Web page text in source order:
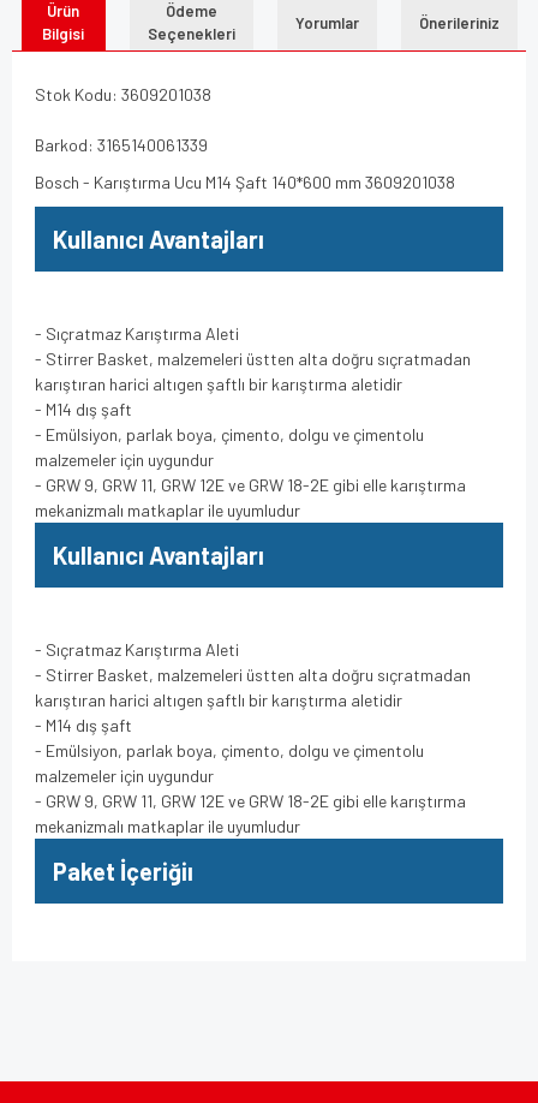
Ürün
Bilgisi
Ödeme
Seçenekleri
Yorumlar Önerileriniz
Stok Kodu: 3609201038
Barkod: 3165140061339
Bosch - Karıştırma Ucu M14 Şaft 140*600 mm 3609201038
Kullanıcı Avantajları
- Sıçratmaz Karıştırma Aleti
- Stirrer Basket, malzemeleri üstten alta doğru sıçratmadan
karıştıran harici altıgen şaftlı bir karıştırma aletidir
- M14 dış şaft
- Emülsiyon, parlak boya, çimento, dolgu ve çimentolu
malzemeler için uygundur
- GRW 9, GRW 11, GRW 12E ve GRW 18-2E gibi elle karıştırma
mekanizmalı matkaplar ile uyumludur
Kullanıcı Avantajları
- Sıçratmaz Karıştırma Aleti
- Stirrer Basket, malzemeleri üstten alta doğru sıçratmadan
karıştıran harici altıgen şaftlı bir karıştırma aletidir
- M14 dış şaft
- Emülsiyon, parlak boya, çimento, dolgu ve çimentolu
malzemeler için uygundur
- GRW 9, GRW 11, GRW 12E ve GRW 18-2E gibi elle karıştırma
mekanizmalı matkaplar ile uyumludur
Paket İçeriğiı